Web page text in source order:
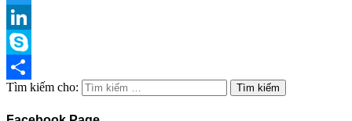
Twitter
LinkedIn
Skype
Share
Tìm kiếm cho: